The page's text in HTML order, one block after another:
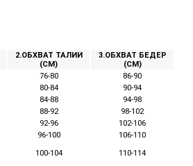
2.ОБХВАТ ТАЛИИ
(СМ)
3.ОБХВАТ БЕДЕР
(СМ)
76-80
86-90
80-84
90-94
84-88
94-98
88-92
98-102
92-96
102-106
96-100
106-110
100-104
110-114